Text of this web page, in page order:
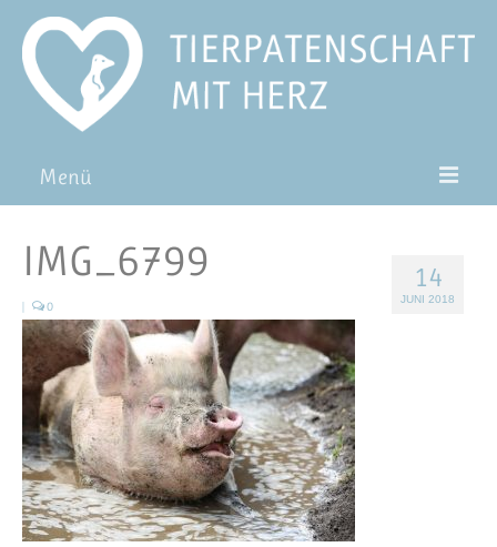
Menü
Pat*in werden
Patenschaft verschenken
Blog
FAQ
14
JUNI 2018
IMG_6799
| 0